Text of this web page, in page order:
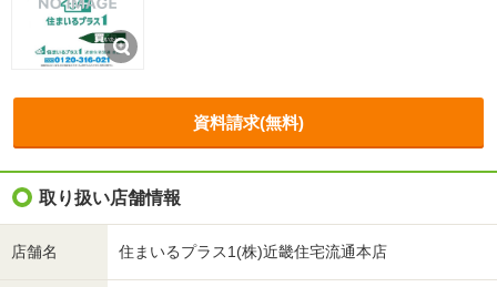
資料請求(無料)
取り扱い店舗情報
店舗名 住まいるプラス1(株)近畿住宅流通本店